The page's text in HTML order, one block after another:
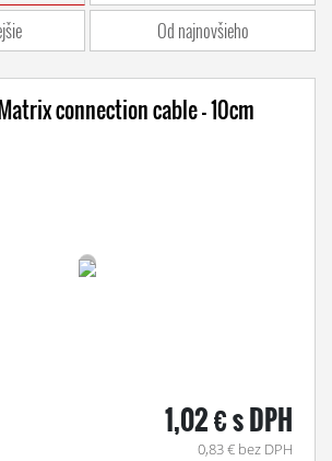
Od najnovšieho
connection cable - 10cm
1,02 € s DPH
0,83 € bez DPH